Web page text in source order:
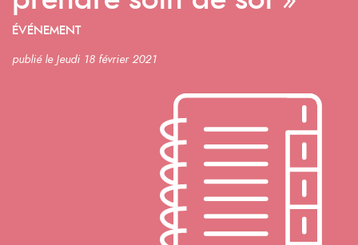
ÉVÉNEMENT
publié le Jeudi 18 février 2021